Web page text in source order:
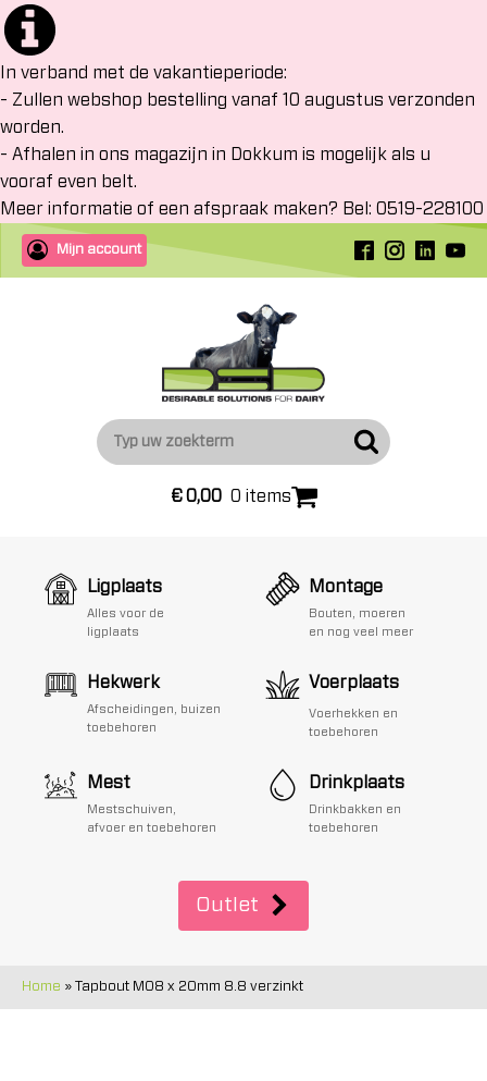
In verband met de vakantieperiode:
- Zullen webshop bestelling vanaf 10 augustus verzonden
worden.
- Afhalen in ons magazijn in Dokkum is mogelijk als u
vooraf even belt.
Meer informatie of een afspraak maken? Bel: 0519-228100
Mijn account
€0,00 0 items
Ligplaats
Alles voor de
ligplaats
Montage
Bouten, moeren
en nog veel meer
Hekwerk
Afscheidingen, buizen
toebehoren
Voerplaats
Voerhekken en
toebehoren
Mest
Mestschuiven,
afvoer en toebehoren
Drinkplaats
Drinkbakken en
toebehoren
Outlet
Home » Tapbout M08 x 20mm 8.8 verzinkt